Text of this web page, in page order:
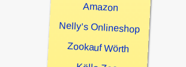
Amazon
Nelly’s Onlineshop
Zookauf Wörth